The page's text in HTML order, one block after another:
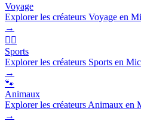
Voyage
Explorer les créateurs Voyage en
→
🏃‍♂️
Sports
Explorer les créateurs Sports en
→
🐾
Animaux
Explorer les créateurs Animaux en
→